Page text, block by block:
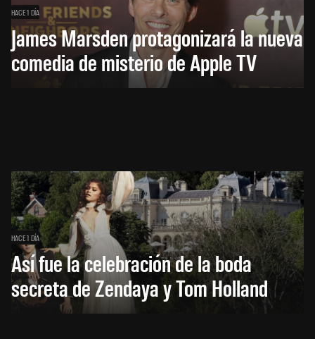
HACE 1 DÍA
James Marsden protagonizará la nueva
comedia de misterio de Apple TV
HACE 1 DÍA
Así fue la celebración de la boda
secreta de Zendaya y Tom Holland